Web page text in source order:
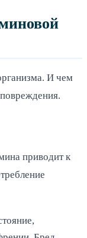
И чем
приводит к